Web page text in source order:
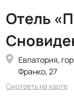
Отель
Евпатория,
Франко, 27
Смотреть на карте